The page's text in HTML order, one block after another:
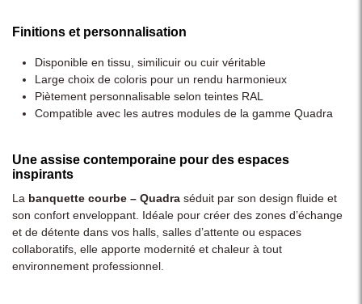
Finitions et personnalisation
Disponible en tissu, similicuir ou cuir véritable
Large choix de coloris pour un rendu harmonieux
Piètement personnalisable selon teintes RAL
Compatible avec les autres modules de la gamme Quadra
Une assise contemporaine pour des espaces
inspirants
La banquette courbe – Quadra séduit par son design fluide et
son confort enveloppant. Idéale pour créer des zones d’échange
et de détente dans vos halls, salles d’attente ou espaces
collaboratifs, elle apporte modernité et chaleur à tout
environnement professionnel.